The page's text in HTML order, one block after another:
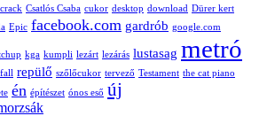
crack Csatlós Csaba cukor desktop download Dürer kert
Epic facebook.com gardrób google.com
kga kumpli lezárt lezárás lustasag metró
repülő szőlőcukor tervező Testament the cat piano
én építészet ónos eső új